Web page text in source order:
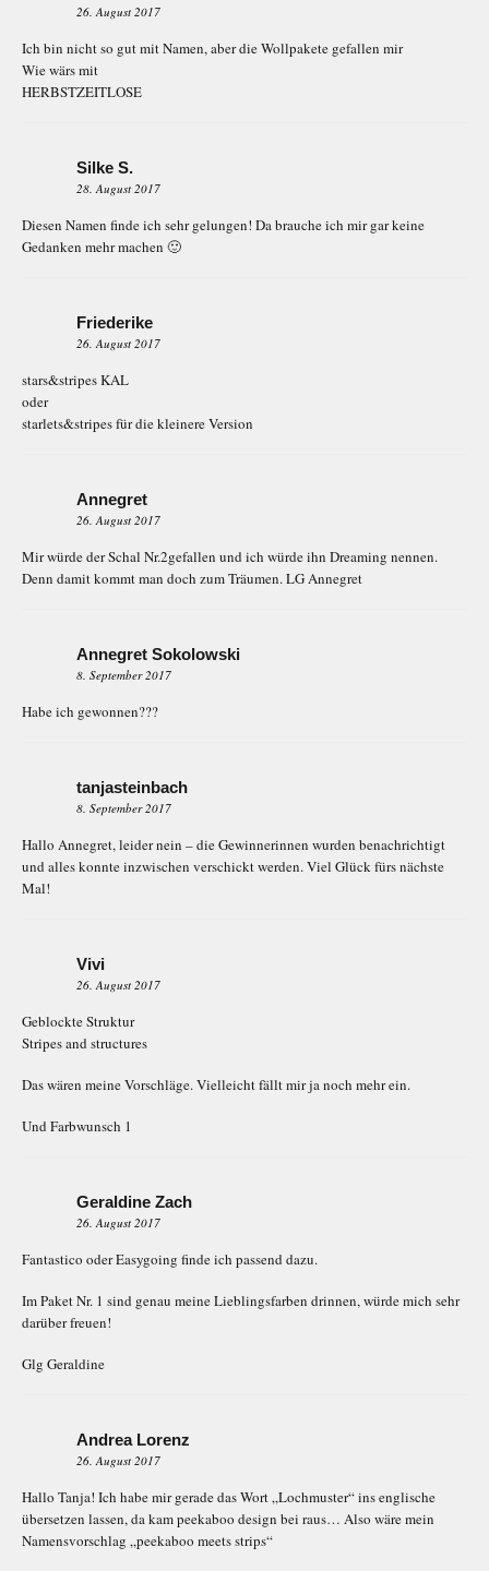
26. August 2017
Ich bin nicht so gut mit Namen, aber die Wollpakete gefallen mir
Wie wärs mit
HERBSTZEITLOSE
Silke S.
28. August 2017
Diesen Namen finde ich sehr gelungen! Da brauche ich mir gar keine
Gedanken mehr machen 🙂
Friederike
26. August 2017
stars&stripes KAL
oder
starlets&stripes für die kleinere Version
Annegret
26. August 2017
Mir würde der Schal Nr.2gefallen und ich würde ihn Dreaming nennen.
Denn damit kommt man doch zum Träumen. LG Annegret
Annegret Sokolowski
8. September 2017
Habe ich gewonnen???
tanjasteinbach
8. September 2017
Hallo Annegret, leider nein – die Gewinnerinnen wurden benachrichtigt
und alles konnte inzwischen verschickt werden. Viel Glück fürs nächste
Mal!
Vivi
26. August 2017
Geblockte Struktur
Stripes and structures
Das wären meine Vorschläge. Vielleicht fällt mir ja noch mehr ein.
Und Farbwunsch 1
Geraldine Zach
26. August 2017
Fantastico oder Easygoing finde ich passend dazu.
Im Paket Nr. 1 sind genau meine Lieblingsfarben drinnen, würde mich sehr
darüber freuen!
Glg Geraldine
Andrea Lorenz
26. August 2017
Hallo Tanja! Ich habe mir gerade das Wort „Lochmuster“ ins englische
übersetzen lassen, da kam peekaboo design bei raus… Also wäre mein
Namensvorschlag „peekaboo meets strips“